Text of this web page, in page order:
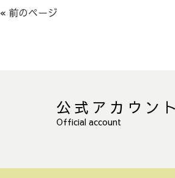
« 前のページ
公式アカウン
Official account